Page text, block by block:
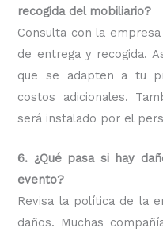
recogida del mobiliario?
Consulta con la
de entrega y recogida.
que se adapten a tu
costos adicionales.
será instalado por el
6. ¿Qué pasa si hay
evento?
Revisa la política de la
daños. Muchas